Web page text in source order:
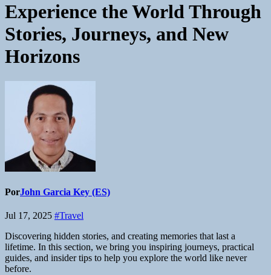
Experience the World Through
Stories, Journeys, and New
Horizons
PorJohn Garcia Key (ES)
Jul 17, 2025 #Travel
Discovering hidden stories, and creating memories that last a
lifetime. In this section, we bring you inspiring journeys, practical
guides, and insider tips to help you explore the world like never
before.